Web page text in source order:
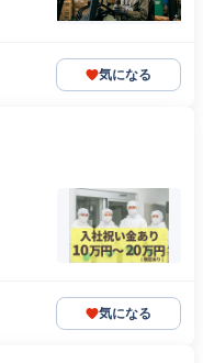
気になる
気になる